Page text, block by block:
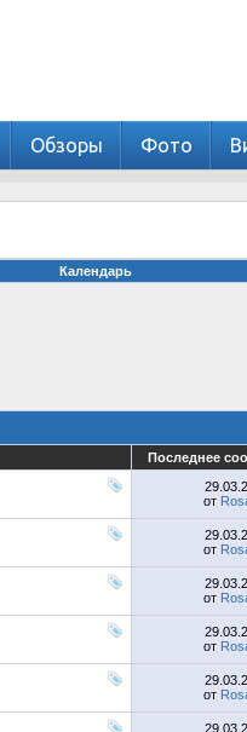
Обзоры Фото
Календарь
Последнее
от
от
от
от
от